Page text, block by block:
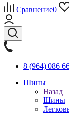
Сравнение0
8 (964) 086
Шины
Назад
Шины